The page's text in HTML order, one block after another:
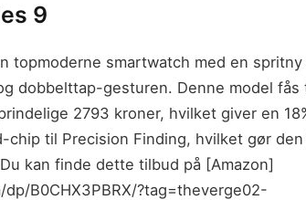
9
topmoderne smartwatch med en
dobbelttap-gesturen. Denne model fås
2793 kroner, hvilket giver en
chip til Precision Finding, hvilket gør
kan finde dette tilbud på [Amazon]
B0CHX3PBRX/?tag=theverge02-